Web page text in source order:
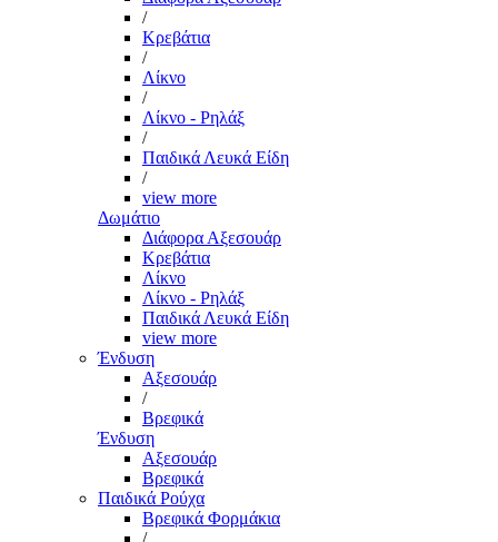
/
Κρεβάτια
/
Λίκνο
/
Λίκνο - Ρηλάξ
/
Παιδικά Λευκά Είδη
/
view more
Δωμάτιο
Διάφορα Αξεσουάρ
Κρεβάτια
Λίκνο
Λίκνο - Ρηλάξ
Παιδικά Λευκά Είδη
view more
Ένδυση
Αξεσουάρ
/
Βρεφικά
Ένδυση
Αξεσουάρ
Βρεφικά
Παιδικά Ρούχα
Βρεφικά Φορμάκια
/